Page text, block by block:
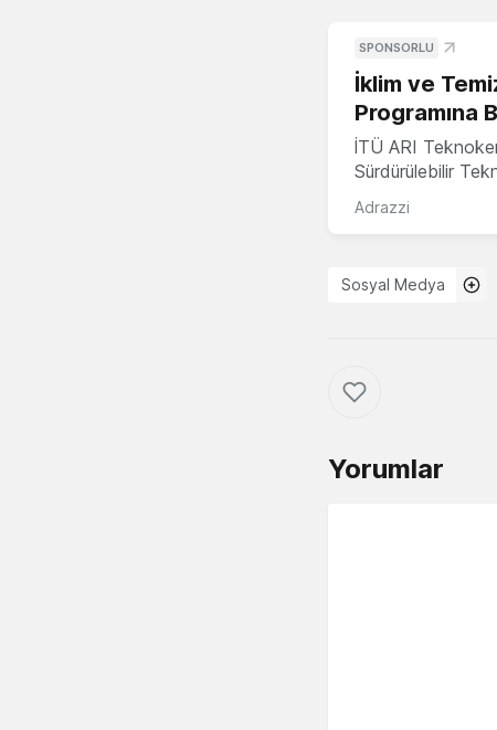
SPONSORLU
İklim ve
Programına
İTÜ ARI
Sürdürülebilir
Adrazzi
Sosyal Medya
Yorumlar